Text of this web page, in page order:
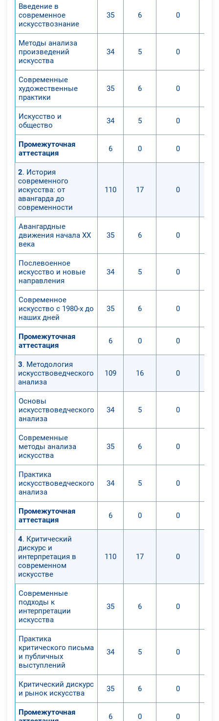
Введение в
современное
искусствознание
35 6 0
Методы анализа
произведений
искусства
34 5 0
Современные
художественные
практики
35 6 0
Искусство и
общество
34 5 0
Промежуточная
аттестация
6 0 0
2. История
современного
искусства: от
авангарда до
современности
110 17 0
Авангардные
движения начала XX
века
35 6 0
Послевоенное
искусство и новые
направления
34 5 0
Современное
искусство с 1980-х до
наших дней
35 6 0
Промежуточная
аттестация
6 0 0
3. Методология
искусствоведческого
анализа
109 16 0
Основы
искусствоведческого
анализа
34 5 0
Современные
методы анализа
искусства
35 6 0
Практика
искусствоведческого
анализа
34 5 0
Промежуточная
аттестация
6 0 0
4. Критический
дискурс и
интерпретация в
современном
искусстве
110 17 0
Современные
подходы к
интерпретации
искусства
35 6 0
Практика
критического письма
и публичных
выступлений
34 5 0
Критический дискурс
и рынок искусства
35 6 0
Промежуточная
6 0 0